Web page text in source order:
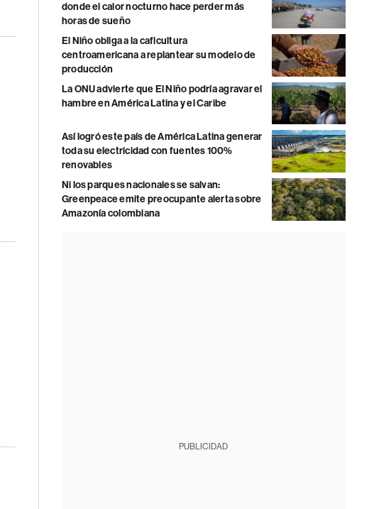
donde el calor nocturno hace perder más
horas de sueño
El Niño obliga a la caficultura
centroamericana a replantear su modelo de
producción
La ONU advierte que El Niño podría agravar el
hambre en América Latina y el Caribe
Así logró este país de América Latina generar
toda su electricidad con fuentes 100%
renovables
Ni los parques nacionales se salvan:
Greenpeace emite preocupante alerta sobre
Amazonía colombiana
PUBLICIDAD